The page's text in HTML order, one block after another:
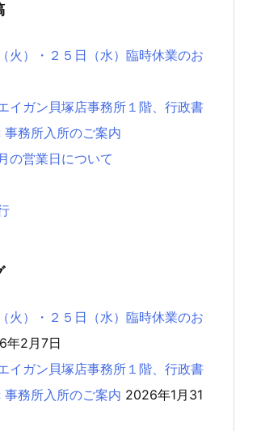
火）・２５日（水）臨時休業のお
イガン貝塚店事務所１階、行政書
務所入所のご案内
の営業日について
火）・２５日（水）臨時休業のお
年2月7日
イガン貝塚店事務所１階、行政書
務所入所のご案内 2026年1月31